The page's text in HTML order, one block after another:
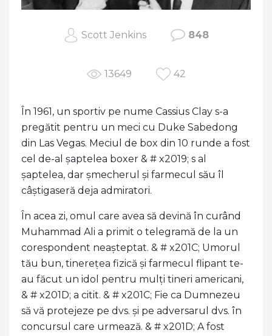
Scott Jenkins 848
13649 42
În 1961, un sportiv pe nume Cassius Clay s-a
pregătit pentru un meci cu Duke Sabedong
din Las Vegas. Meciul de box din 10 runde a fost
cel de-al șaptelea boxer & # x2019; s al
șaptelea, dar șmecherul și farmecul său îl
câștigaseră deja admiratori.
În acea zi, omul care avea să devină în curând
Muhammad Ali a primit o telegramă de la un
corespondent neașteptat. & # x201C; Umorul
tău bun, tinerețea fizică și farmecul flipant te-
au făcut un idol pentru mulți tineri americani,
& # x201D; a citit. & # x201C; Fie ca Dumnezeu
să vă protejeze pe dvs. și pe adversarul dvs. în
concursul care urmează. & # x201D; A fost